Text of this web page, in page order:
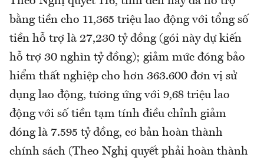
bằng tiền cho 11,365 triệu lao động với tổng số
tiền hỗ trợ là 27,230 tỷ đồng (gói này dự kiến
hỗ trợ 30 nghìn tỷ đồng); giảm mức đóng bảo
hiểm thất nghiệp cho hơn 363.600 đơn vị sử
dụng lao động, tương ứng với 9,68 triệu lao
động với số tiền tạm tính điều chỉnh giảm
đóng là 7.595 tỷ đồng, cơ bản hoàn thành
chính sách (Theo Nghị quyết phải hoàn thành